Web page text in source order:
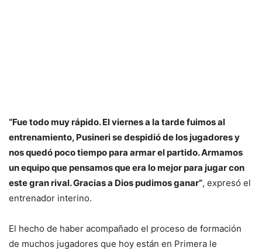
“Fue todo muy rápido. El viernes a la tarde fuimos al
entrenamiento, Pusineri se despidió de los jugadores y
nos quedó poco tiempo para armar el partido. Armamos
un equipo que pensamos que era lo mejor para jugar con
este gran rival. Gracias a Dios pudimos ganar”, expresó el
entrenador interino.
El hecho de haber acompañado el proceso de formación
de muchos jugadores que hoy están en Primera le